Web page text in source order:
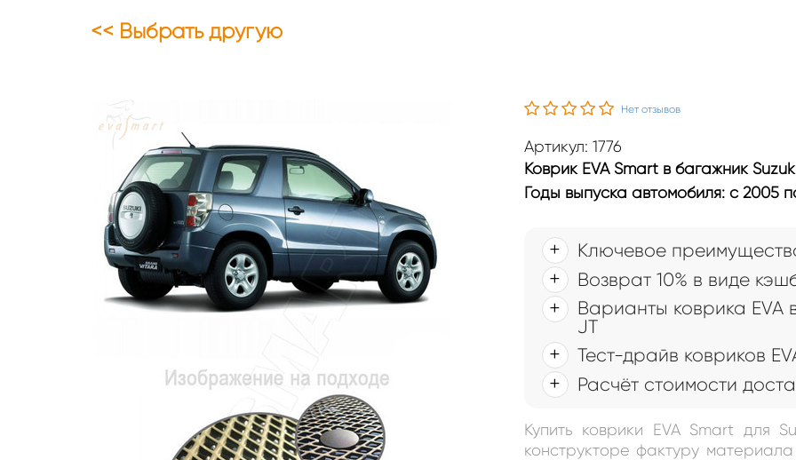
<< Выбрать другую
Нет отзывов
Артикул: 1776
Коврик EVA Smart в багажник
Годы выпуска автомобиля: с 2005
Ключевое
Возврат 10% в виде
Варианты коврика EVA
JT
Тест-драйв ковриков
Расчёт стоимости
Купить коврики EVA Smart для
конструкторе фактуру